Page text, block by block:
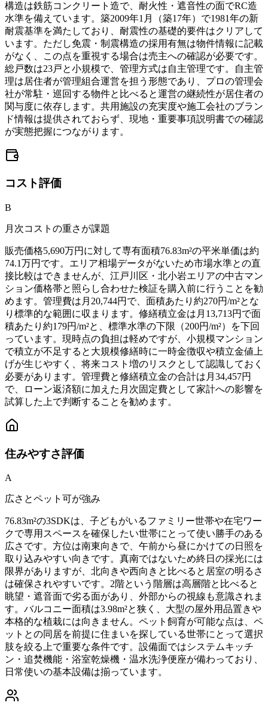
構造は鉄筋コンクリート造で、耐火性・遮音性の面でRC造
水準を備えています。築2009年1月（築17年）で1981年の新
耐震基準を満たしており、耐震性の基礎的要件はクリアして
います。ただし免震・制震構造の採用有無は物件情報に記載
がなく、この点を重視する場合は売主への確認が必要です。
総戸数は23戸と小規模で、管理方式は自主管理です。自主管
理は居住者が管理組合運営を担う形態であり、プロの管理会
社が常駐・巡回する物件と比べると運営の継続性が居住者の
関与度に依存します。共用施設の充実度や施工会社のブラン
ド情報は提供されておらず、現地・重要事項説明書での確認
が実態把握につながります。
コスト評価
B
月次コストの重さが課題
販売価格5,690万円に対して専有面積76.83m²の平米単価は約
74.1万円です。エリア相場データがないため市場水準との直
接比較はできませんが、江戸川区・北小岩エリアの中古マン
ション価格帯と照らし合わせた検証を購入前に行うことを勧
めます。管理費は月20,744円で、面積あたり約270円/m²とな
り標準的な範囲に収まります。修繕積立金は月13,713円で面
積あたり約179円/m²と、標準水準の下限（200円/m²）を下回
っています。現時点の負担は軽めですが、小規模マンション
で積立が不足すると大規模修繕時に一時金徴収や積立金値上
げが生じやすく、将来コスト増のリスクとして認識しておく
必要があります。管理費と修繕積立金の合計は月34,457円
で、ローン返済額に加えた月次固定費として家計への影響を
試算した上で判断することを勧めます。
住みやすさ評価
A
広さとペット可が強み
76.83m²の3SDKは、子どもがいるファミリー世帯や在宅ワー
クで専用スペースを確保したい世帯にとって使い勝手のある
広さです。方位は南東向きで、午前から昼にかけての日照を
取り込みやすい向きです。真南ではないため終日の採光には
限界がありますが、北向きや西向きと比べると居室の明るさ
は確保されやすいです。2階という階層は高層階と比べると
眺望・遮音面で劣る面があり、外部からの視線も意識されま
す。バルコニー面積は3.98m²と狭く、大型の屋外用品置きや
本格的な植栽には向きません。ペット飼育が可能な点は、ペ
ットとの同居を前提に住まいを探している世帯にとって選択
肢を絞る上で重要な条件です。設備面ではシステムキッチ
ン・追焚機能・浴室乾燥機・温水洗浄便座が備わっており、
日常使いの基本設備は揃っています。